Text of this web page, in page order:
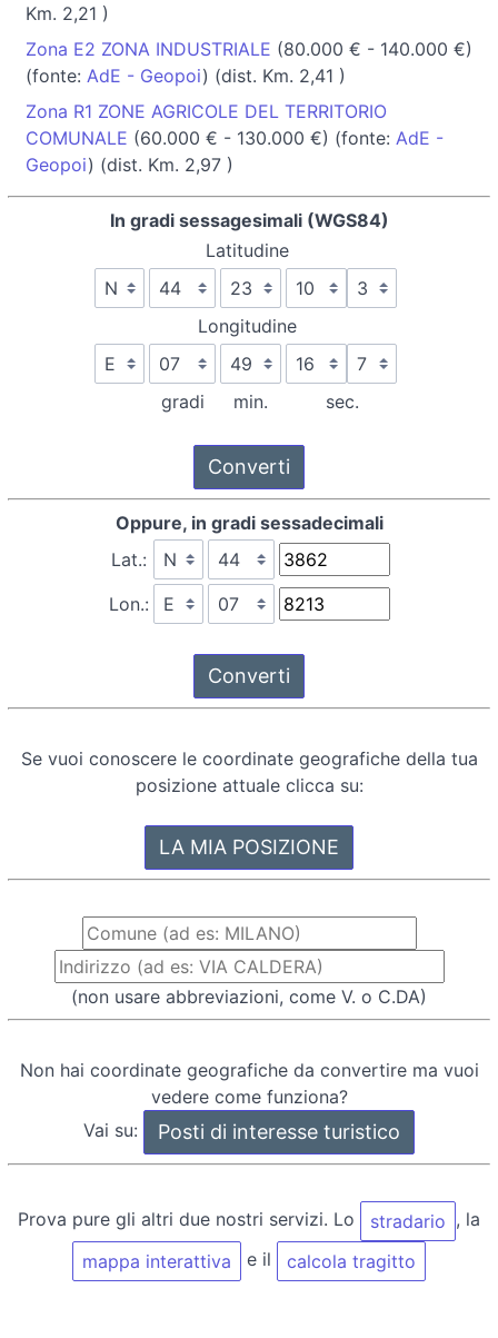
Km. 2,21 )
Zona E2 ZONA INDUSTRIALE (80.000 € - 140.000 €)
(fonte: AdE - Geopoi) (dist. Km. 2,41 )
Zona R1 ZONE AGRICOLE DEL TERRITORIO
COMUNALE (60.000 € - 130.000 €) (fonte: AdE -
Geopoi) (dist. Km. 2,97 )
In gradi sessagesimali (WGS84)
Latitudine
Longitudine
gradi min. sec.
Oppure, in gradi sessadecimali
Lat.:
Lon.:
Se vuoi conoscere le coordinate geografiche della tua
posizione attuale clicca su:
(non usare abbreviazioni, come V. o C.DA)
Non hai coordinate geografiche da convertire ma vuoi
vedere come funziona?
Vai su:
Prova pure gli altri due nostri servizi. Lo stradario , la
mappa interattiva
e il calcola tragitto